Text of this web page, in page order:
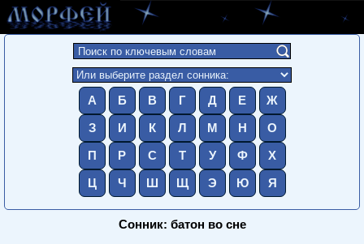
А Б В Г Д Е Ж
З И К Л М Н О
П Р С Т У Ф Х
Ц Ч Ш Щ Э Ю Я
Сонник: батон во сне